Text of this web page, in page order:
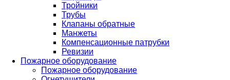
Тройники
Трубы
Клапаны обратные
Манжеты
Компенсационные патрубки
Ревизии
Пожарное оборудование
Пожарное оборудование